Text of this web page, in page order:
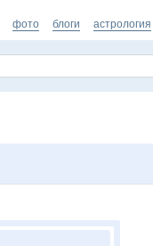
фото блоги астрология